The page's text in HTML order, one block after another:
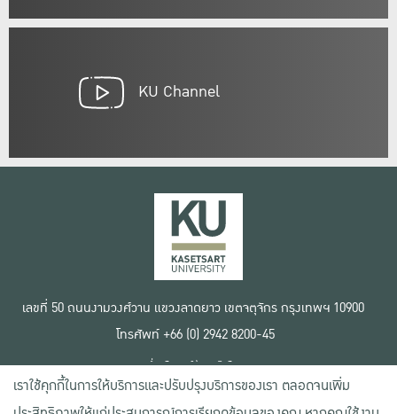
KU Channel
เลขที่ 50 ถนนงามวงศ์วาน แขวงลาดยาว เขตจตุจักร กรุงเทพฯ 10900
โทรศัพท์ +66 (0) 2942 8200-45
เงื่อนไขการใช้งานเว็บไซต์
ข้อตกลงด้านสิทธิ์ใช้งาน
นโยบายความเป็นส่วนตัว
เราใช้คุกกี้ในการให้บริการและปรับปรุงบริการของเรา ตลอดจนเพิ่ม